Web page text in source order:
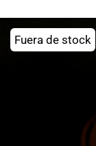
Fuera de stock